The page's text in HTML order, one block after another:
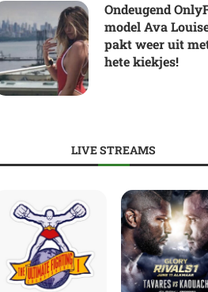
Ondeugend
model Ava
pakt weer uit
hete kiekjes!
LIVE STREAMS